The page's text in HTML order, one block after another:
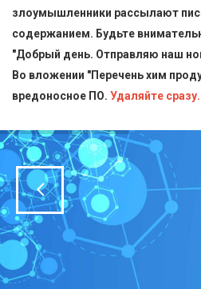
О КОМПАНИИ
ПРОДУКЦИЯ
Блескообразующие добавки
Индикаторы
Кислоты
Пищевая химия для
Стандарт-титры
СТАТЬИ
ДОСТАВКА
СЕРТИФИКАТЫ
КОНТАКТЫ
злоумышленники рассылают
содержанием. Будьте
"Добрый день. Отправляю наш
Во вложении "Перечень хим
вредоносное ПО. Удаляйте сразу.